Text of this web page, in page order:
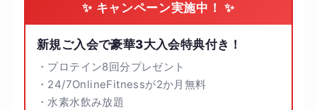
✨ キャンペーン実施中！ ✨
新規ご入会で豪華3大入会特典付き！
・プロテイン8回分プレゼント
・24/7OnlineFitnessが2か月無料
・水素水飲み放題